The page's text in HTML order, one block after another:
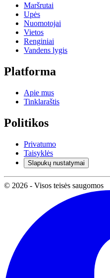
Maršrutai
Upės
Nuomotojai
Vietos
Renginiai
Vandens lygis
Platforma
Apie mus
Tinklaraštis
Politikos
Privatumo
Taisyklės
Slapukų nustatymai
© 2026 - Visos teisės saugomos